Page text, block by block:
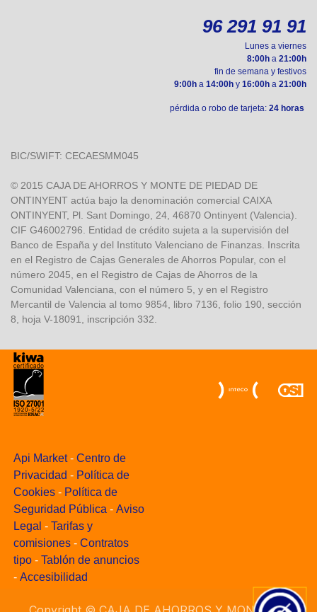
96 291 91 91
Lunes a viernes
8:00h a 21:00h
fin de semana y festivos
9:00h a 14:00h y 16:00h a 21:00h
pérdida o robo de tarjeta: 24 horas
BIC/SWIFT: CECAESMM045
© 2015 CAJA DE AHORROS Y MONTE DE PIEDAD DE
ONTINYENT actúa bajo la denominación comercial CAIXA
ONTINYENT, Pl. Sant Domingo, 24, 46870 Ontinyent (Valencia).
CIF G46002796. Entidad de crédito sujeta a la supervisión del
Banco de España y del Instituto Valenciano de Finanzas. Inscrita
en el Registro de Cajas Generales de Ahorros Popular, con el
número 2045, en el Registro de Cajas de Ahorros de la
Comunidad Valenciana, con el número 5, y en el Registro
Mercantil de Valencia al tomo 9854, libro 7136, folio 190, sección
8, hoja V-18091, inscripción 332.
Api Market- Centro de
Privacidad - Política de
Cookies - Política de
Seguridad Pública - Aviso
Legal - Tarifas y
comisiones - Contratos
tipo - Tablón de anuncios
- Accesibilidad